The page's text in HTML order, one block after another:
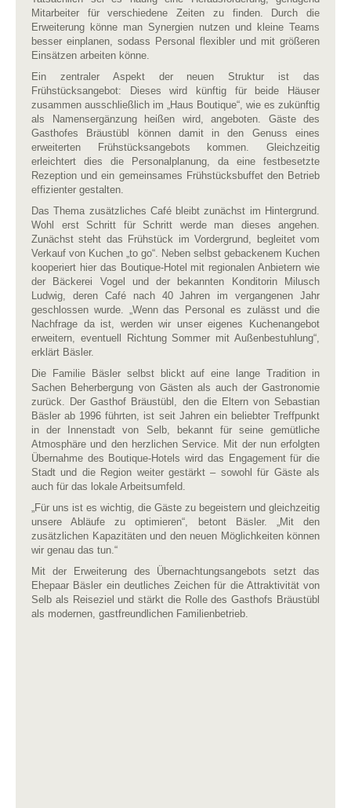
Mitarbeiter für verschiedene Zeiten zu finden. Durch die
Erweiterung könne man Synergien nutzen und kleine Teams
besser einplanen, sodass Personal flexibler und mit größeren
Einsätzen arbeiten könne.
Ein zentraler Aspekt der neuen Struktur ist das
Frühstücksangebot: Dieses wird künftig für beide Häuser
zusammen ausschließlich im „Haus Boutique“, wie es zukünftig
als Namensergänzung heißen wird, angeboten. Gäste des
Gasthofes Bräustübl können damit in den Genuss eines
erweiterten Frühstücksangebots kommen. Gleichzeitig
erleichtert dies die Personalplanung, da eine festbesetzte
Rezeption und ein gemeinsames Frühstücksbuffet den Betrieb
effizienter gestalten.
Das Thema zusätzliches Café bleibt zunächst im Hintergrund.
Wohl erst Schritt für Schritt werde man dieses angehen.
Zunächst steht das Frühstück im Vordergrund, begleitet vom
Verkauf von Kuchen „to go“. Neben selbst gebackenem Kuchen
kooperiert hier das Boutique-Hotel mit regionalen Anbietern wie
der Bäckerei Vogel und der bekannten Konditorin Milusch
Ludwig, deren Café nach 40 Jahren im vergangenen Jahr
geschlossen wurde. „Wenn das Personal es zulässt und die
Nachfrage da ist, werden wir unser eigenes Kuchenangebot
erweitern, eventuell Richtung Sommer mit Außenbestuhlung“,
erklärt Bäsler.
Die Familie Bäsler selbst blickt auf eine lange Tradition in
Sachen Beherbergung von Gästen als auch der Gastronomie
zurück. Der Gasthof Bräustübl, den die Eltern von Sebastian
Bäsler ab 1996 führten, ist seit Jahren ein beliebter Treffpunkt
in der Innenstadt von Selb, bekannt für seine gemütliche
Atmosphäre und den herzlichen Service. Mit der nun erfolgten
Übernahme des Boutique-Hotels wird das Engagement für die
Stadt und die Region weiter gestärkt – sowohl für Gäste als
auch für das lokale Arbeitsumfeld.
„Für uns ist es wichtig, die Gäste zu begeistern und gleichzeitig
unsere Abläufe zu optimieren“, betont Bäsler. „Mit den
zusätzlichen Kapazitäten und den neuen Möglichkeiten können
wir genau das tun.“
Mit der Erweiterung des Übernachtungsangebots setzt das
Ehepaar Bäsler ein deutliches Zeichen für die Attraktivität von
Selb als Reiseziel und stärkt die Rolle des Gasthofs Bräustübl
als modernen, gastfreundlichen Familienbetrieb.